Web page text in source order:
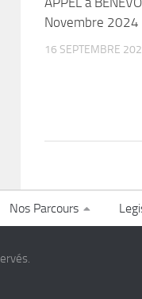
Novembre 2024
16 SEPTEMBRE
Nos Parcours